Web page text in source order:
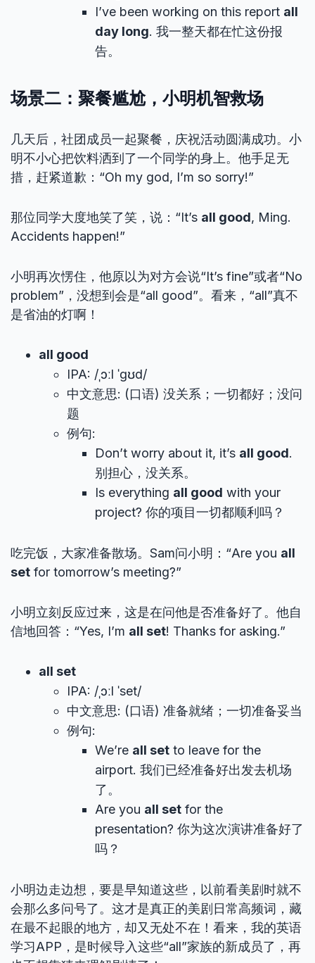
I’ve been working on this report all
day long. 我一整天都在忙这份报
告。
场景二：聚餐尴尬，小明机智救场
几天后，社团成员一起聚餐，庆祝活动圆满成功。小
明不小心把饮料洒到了一个同学的身上。他手足无
措，赶紧道歉：“Oh my god, I’m so sorry!”
那位同学大度地笑了笑，说：“It’s all good, Ming.
Accidents happen!”
小明再次愣住，他原以为对方会说“It’s fine”或者“No
problem”，没想到会是“all good”。看来，“all”真不
是省油的灯啊！
all good
IPA: /ˌɔːl ˈɡʊd/
中文意思: (口语) 没关系；一切都好；没问
题
例句:
Don’t worry about it, it’s all good.
别担心，没关系。
Is everything all good with your
project? 你的项目一切都顺利吗？
吃完饭，大家准备散场。Sam问小明：“Are you all
set for tomorrow’s meeting?”
小明立刻反应过来，这是在问他是否准备好了。他自
信地回答：“Yes, I’m all set! Thanks for asking.”
all set
IPA: /ˌɔːl ˈset/
中文意思: (口语) 准备就绪；一切准备妥当
例句:
We’re all set to leave for the
airport. 我们已经准备好出发去机场
了。
Are you all set for the
presentation? 你为这次演讲准备好了
吗？
小明边走边想，要是早知道这些，以前看美剧时就不
会那么多问号了。这才是真正的美剧日常高频词，藏
在最不起眼的地方，却又无处不在！看来，我的英语
学习APP，是时候导入这些“all”家族的新成员了，再